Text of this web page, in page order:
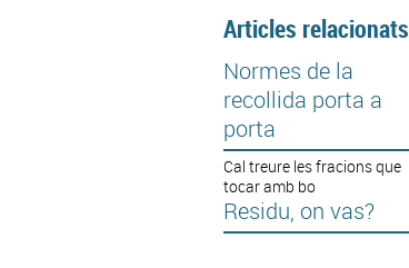
Articles relacionats
Normes de la
recollida porta a
porta
Cal treure les fracions que
tocar amb bo
Residu, on vas?